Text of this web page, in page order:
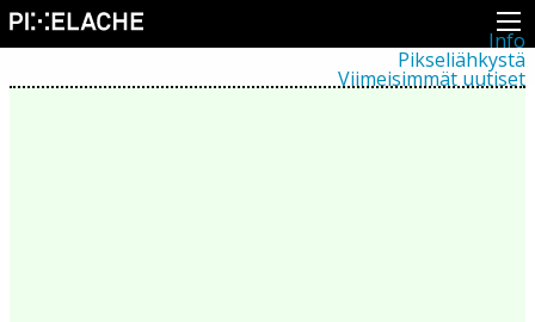
Info
Pikseliähkystä
Viimeisimmät uutiset